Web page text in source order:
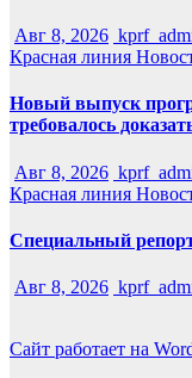
Авг 8, 2026
Красная линия
Новый выпуск
требовалось
Авг 8, 2026
Красная линия
Специальный
Авг 8, 2026
Сайт работает на